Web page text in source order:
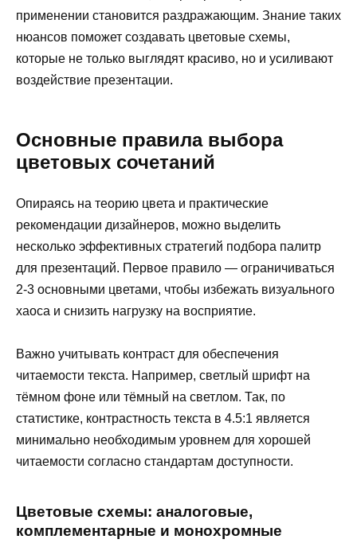
применении становится раздражающим. Знание таких
нюансов поможет создавать цветовые схемы,
которые не только выглядят красиво, но и усиливают
воздействие презентации.
Основные правила выбора
цветовых сочетаний
Опираясь на теорию цвета и практические
рекомендации дизайнеров, можно выделить
несколько эффективных стратегий подбора палитр
для презентаций. Первое правило — ограничиваться
2-3 основными цветами, чтобы избежать визуального
хаоса и снизить нагрузку на восприятие.
Важно учитывать контраст для обеспечения
читаемости текста. Например, светлый шрифт на
тёмном фоне или тёмный на светлом. Так, по
статистике, контрастность текста в 4.5:1 является
минимально необходимым уровнем для хорошей
читаемости согласно стандартам доступности.
Цветовые схемы: аналоговые,
комплементарные и монохромные